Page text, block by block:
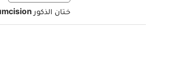
ختان الذكور Male Circumcision